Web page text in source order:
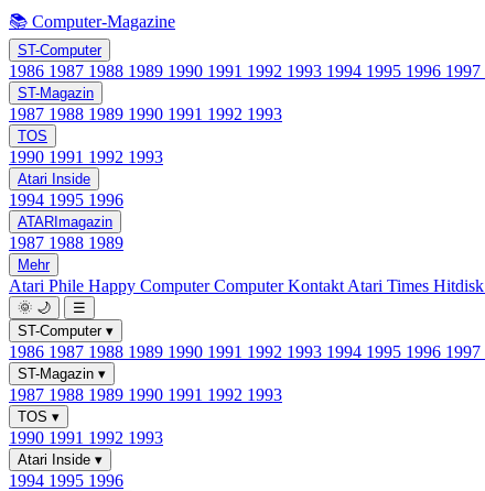
📚 Computer-Magazine
ST-Computer
1986 1987 1988 1989 1990 1991 1992 1993 1994 1995 1996 1997
ST-Magazin
1987 1988 1989 1990 1991 1992 1993
TOS
1990 1991 1992 1993
Atari Inside
1994 1995 1996
ATARImagazin
1987 1988 1989
Mehr
Atari Phile Happy ComputerComputer Kontakt Atari Times Hitdisk
🌞 🌙
☰
ST-Computer ▾
1986 1987 1988 1989 1990 1991 1992 1993 1994 1995 1996 1997
ST-Magazin ▾
1987 1988 1989 1990 1991 1992 1993
TOS ▾
1990 1991 1992 1993
Atari Inside ▾
1994 1995 1996